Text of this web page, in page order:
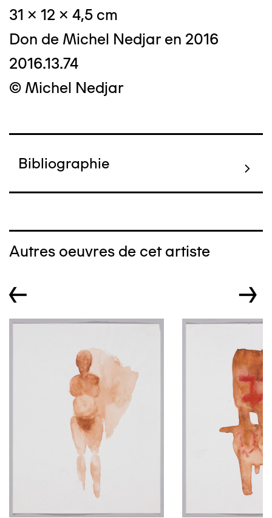
31 x 12 x 4,5 cm
Don de Michel Nedjar en 2016
2016.13.74
© Michel Nedjar
Bibliographie
Autres oeuvres de cet artiste
← →